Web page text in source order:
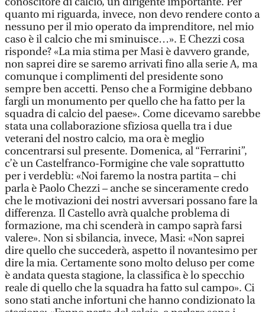
quanto mi riguarda, invece, non devo rendere conto a
nessuno per il mio operato da imprenditore, nel mio
caso è il calcio che mi sminuisce…». E Chezzi cosa
risponde? «La mia stima per Masi è davvero grande,
non saprei dire se saremo arrivati fino alla serie A, ma
comunque i complimenti del presidente sono
sempre ben accetti. Penso che a Formigine debbano
fargli un monumento per quello che ha fatto per la
squadra di calcio del paese». Come dicevamo sarebbe
stata una collaborazione sfiziosa quella tra i due
veterani del nostro calcio, ma ora è meglio
concentrarsi sul presente. Domenica, al “Ferrarini”,
c’è un Castelfranco-Formigine che vale soprattutto
per i verdeblù: «Noi faremo la nostra partita – chi
parla è Paolo Chezzi – anche se sinceramente credo
che le motivazioni dei nostri avversari possano fare la
differenza. Il Castello avrà qualche problema di
formazione, ma chi scenderà in campo saprà farsi
valere». Non si sbilancia, invece, Masi: «Non saprei
dire quello che succederà, aspetto il novantesimo per
dire la mia. Certamente sono molto deluso per come
è andata questa stagione, la classifica è lo specchio
reale di quello che la squadra ha fatto sul campo». Ci
sono stati anche infortuni che hanno condizionato la